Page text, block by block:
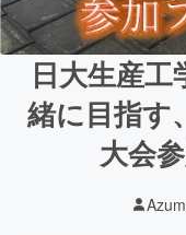
日大生産
緒に目指す
大会